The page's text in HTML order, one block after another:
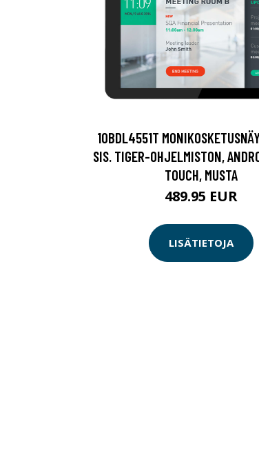
10BDL4551T
SIS. TIGER-OHJELMISTON,
TOUCH, MUSTA
489.95 EUR
LISÄTIETOJA